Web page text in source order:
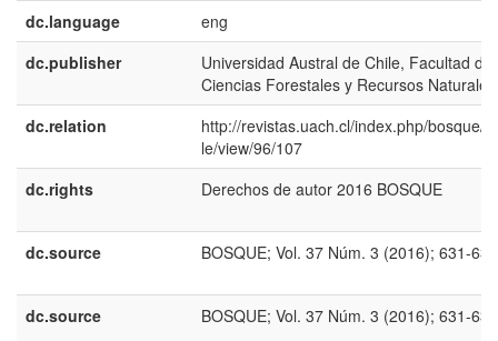
dc.language
eng
dc.publisher
Universidad Austral de Chile, Facultad de
Ciencias Forestales y Recursos
dc.relation
http://revistas.uach.cl/index.php/bosque/
le/view/96/107
dc.rights
Derechos de autor 2016 BOSQUE
dc.source BOSQUE; Vol. 37 Núm. 3 (2016); 631-636
dc.source BOSQUE; Vol. 37 Núm. 3 (2016); 631-636